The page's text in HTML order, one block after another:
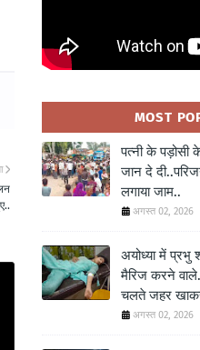
MOST
पत्नी के पड़ोसी
जान दे
लगाया जाम..
अगस्त 02, 2026
अयोध्या में प्रभु
मैरिज करने
चलते जहर
अगस्त 02, 2026